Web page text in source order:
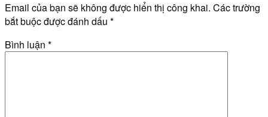
Email của bạn sẽ không được hiển thị công khai. Các trường
bắt buộc được đánh dấu *
Bình luận *